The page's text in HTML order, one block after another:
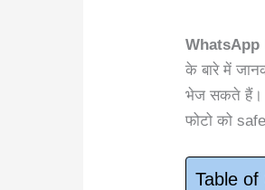
WhatsApp
के बारे में
भेज सकते हैं।
फोटो को
Table of